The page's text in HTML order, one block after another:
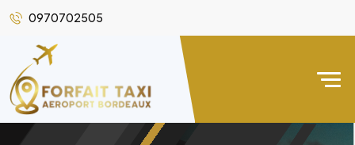
0970702505